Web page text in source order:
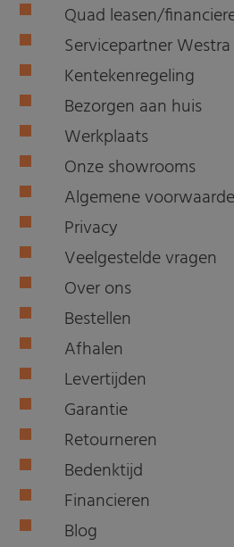
Quad leasen/
Servicepartner
Kentekenregeling
Bezorgen aan huis
Werkplaats
Onze showrooms
Algemene
Privacy
Veelgestelde vragen
Over ons
Bestellen
Afhalen
Levertijden
Garantie
Retourneren
Bedenktijd
Financieren
Blog